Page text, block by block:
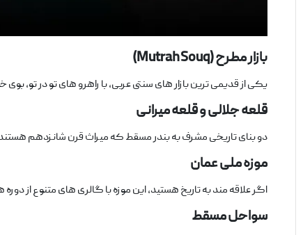
بازار مطرح(Mutrah Souq)
یکی از قدیمی ‌ترین بازار های سنتی عربی، با راهرو های تو در
قلعه جلالی و قلعه میرانی
دو بنای تاریخی مشرف به بندر مسقط که میراث قرن شانزدهم هستند و
موزه ملی عمان
اگر علاقه‌ مند به تاریخ هستید، این موزه با گالری ‌های متنوع از
سواحل مسقط